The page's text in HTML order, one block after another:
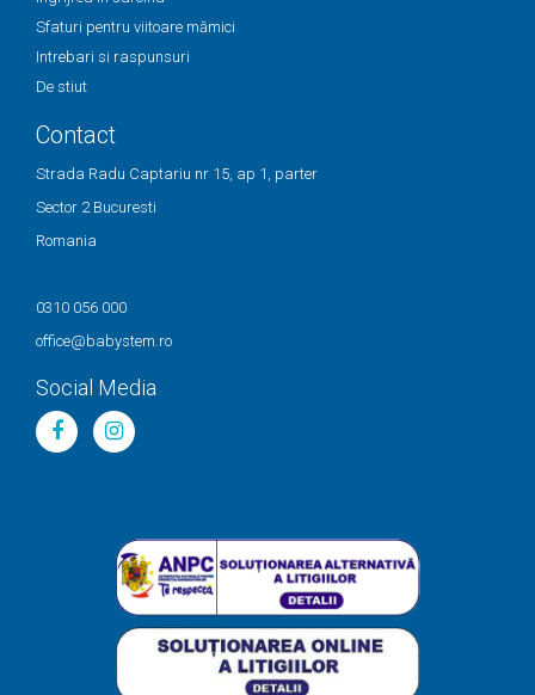
Sfaturi pentru viitoare mămici
Intrebari si raspunsuri
De stiut
Contact
Strada Radu Captariu nr 15, ap 1, parter
Sector 2 Bucuresti
Romania
0310 056 000
office@babystem.ro
Social Media